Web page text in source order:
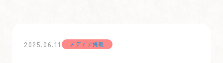
2025.06.11 メディア掲載